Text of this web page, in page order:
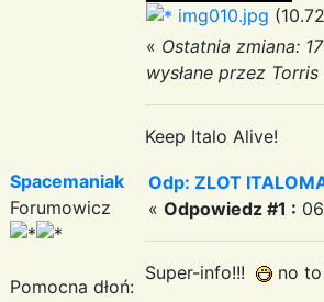
img010.jpg
« Ostatnia zmiana:
wysłane przez Torris
Keep Italo Alive!
Spacemaniak
Forumowicz
Pomocna dłoń:
Odp: ZLOT
« Odpowiedz #1 :
Super-info!!! no